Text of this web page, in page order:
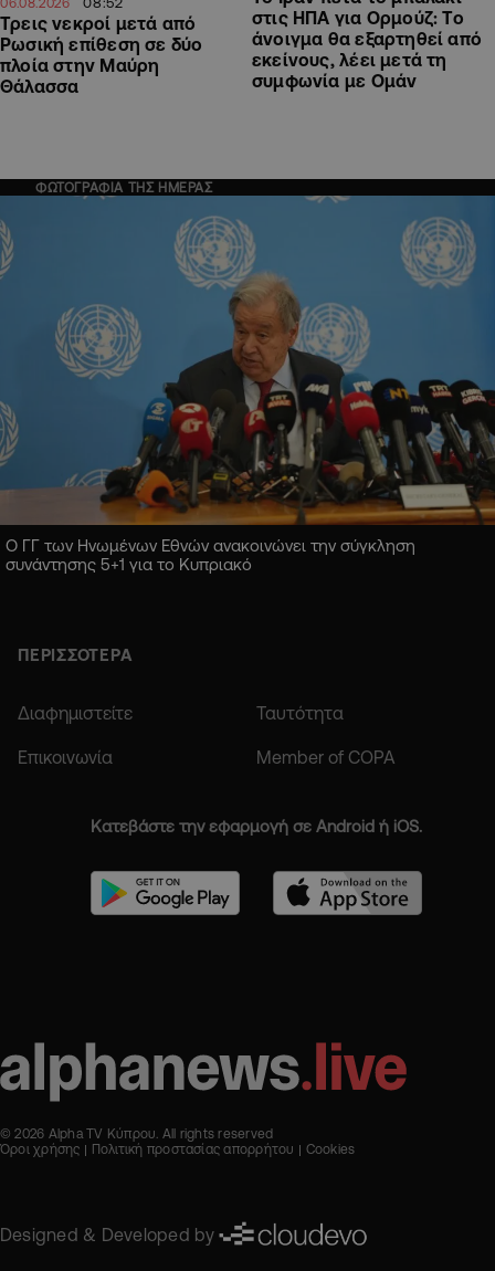
Τρεις νεκροί μετά από
Ρωσική επίθεση σε δύο
πλοία στην Μαύρη
Θάλασσα
στις ΗΠΑ για Ορμούζ: Το
άνοιγμα θα εξαρτηθεί από
εκείνους, λέει μετά τη
συμφωνία με Ομάν
ΦΩΤΟΓΡΑΦΙΑ ΤΗΣ ΗΜΕΡΑΣ
Ο ΓΓ των Ηνωμένων Εθνών ανακοινώνει την σύγκληση
συνάντησης 5+1 για το Κυπριακό
ΠΕΡΙΣΣΟΤΕΡΑ
Διαφημιστείτε Ταυτότητα
Επικοινωνία Member of COPA
Κατεβάστε την εφαρμογή σε Android ή iOS.
© 2026 Alpha TV Κύπρου. All rights reserved
Όροι χρήσης
Πολιτική προστασίας απορρήτου Cookies
Designed & Developed by